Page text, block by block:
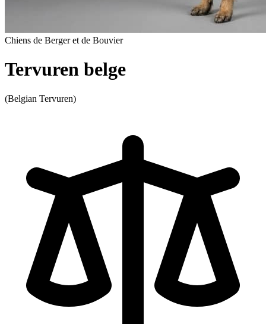
Chiens de Berger et de Bouvier
Tervuren belge
(Belgian Tervuren)